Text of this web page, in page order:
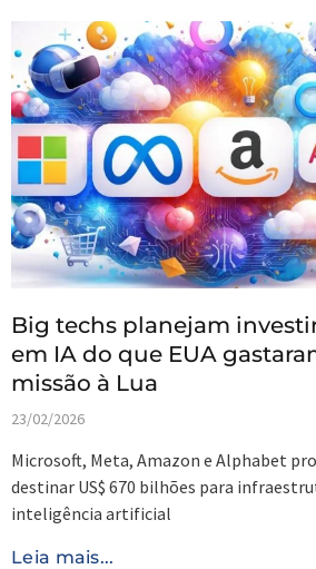
Big techs planejam
em IA do que EUA
missão à Lua
23/02/2026
Microsoft, Meta, Amazon e Alphabet
destinar US$ 670 bilhões para
inteligência artificial
Leia mais...